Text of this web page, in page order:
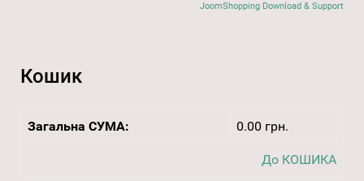
JoomShopping Download & Support
Кошик
Загальна СУМА: 0.00 грн.
До КОШИКА